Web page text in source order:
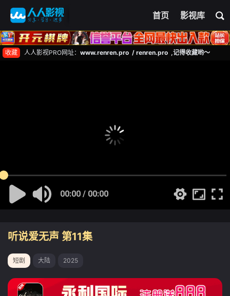
首页 影视库
收藏 人人影视PRO网址： www.renren.pro / renren.pro ,记得收藏哟～
00:00 / 00:00
听说爱无声 第11集
短剧 大陆 2025